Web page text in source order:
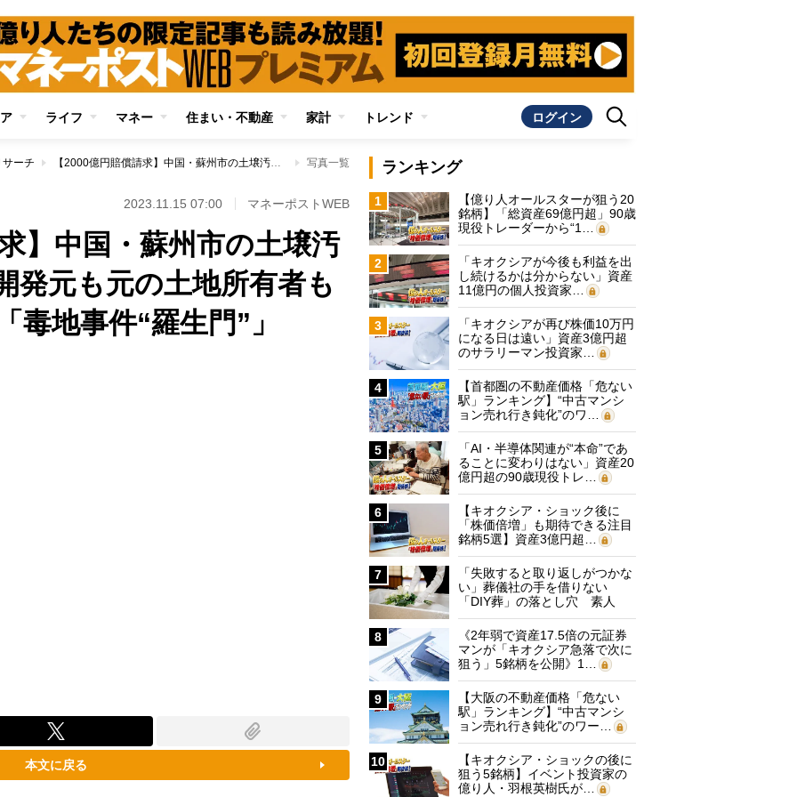
ライフ マネー 住まい・不動産 家計 トレンド ログイン
ーチ 【2000億円賠償請求】中国・蘇州市の土壌汚染問題が泥沼化 開発元も元の土地所有者も譲歩する気はない「毒地事件“羅生門”」 写真一覧
2023.11.15 07:00 マネーポストWEB
】中国・蘇州市の土壌汚
元も元の土地所有者も
毒地事件“羅生門”」
本文に戻る
ランキング
1
【億り人オールスターが狙う20
銘柄】「総資産69億円超」90歳
現役トレーダーから“1…
2
「キオクシアが今後も利益を出
し続けるかは分からない」資産
11億円の個人投資家…
3
「キオクシアが再び株価10万円
になる日は遠い」資産3億円超
のサラリーマン投資家…
4
【首都圏の不動産価格「危ない
駅」ランキング】“中古マンシ
ョン売れ行き鈍化”のワ…
5
「AI・半導体関連が“本命”であ
ることに変わりはない」資産20
億円超の90歳現役トレ…
6
【キオクシア・ショック後に
「株価倍増」も期待できる注目
銘柄5選】資産3億円超…
7
「失敗すると取り返しがつかな
い」葬儀社の手を借りない
「DIY葬」の落とし穴 素人
に…
8
《2年弱で資産17.5倍の元証券
マンが「キオクシア急落で次に
狙う」5銘柄を公開》1…
9
【大阪の不動産価格「危ない
駅」ランキング】“中古マンシ
ョン売れ行き鈍化”のワー…
10
【キオクシア・ショックの後に
狙う5銘柄】イベント投資家の
億り人・羽根英樹氏が…